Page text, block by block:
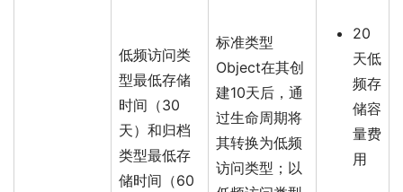
低频访问类
型最低存储
时间（30
天）和归档
类型最低存
储时间（60
标准类型
Object在其创
建10天后，通
过生命周期将
其转换为低频
访问类型；以
20
天低
频存
储容
量费
用